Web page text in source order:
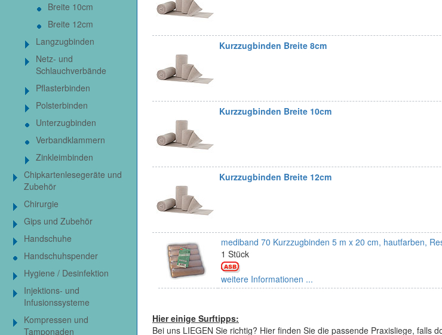
Kurzzugbinden Breite 8cm
Kurzzugbinden Breite 10cm
Kurzzugbinden Breite 12cm
mediband 70 Kurzzugbinden 5 m x 20 cm, hautfarben,
1 Stück
weitere Informationen ...
Hier einige Surftipps:
Bei uns LIEGEN Sie richtig? Hier finden Sie die passende Praxisliege, falls
Breite 10cm
Breite 12cm
Langzugbinden
Netz- und
Schlauchverbände
Pflasterbinden
Polsterbinden
Unterzugbinden
Verbandklammern
Zinkleimbinden
Chipkartenlesegeräte und
Zubehör
Chirurgie
Gips und Zubehör
Handschuhe
Handschuhspender
Hygiene / Desinfektion
Injektions- und
Infusionssysteme
Kompressen und
Tamponaden